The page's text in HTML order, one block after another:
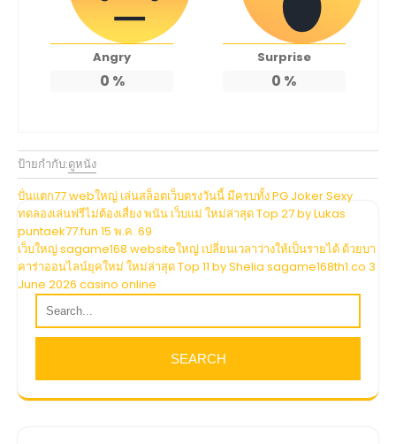
Angry
0 %
Surprise
0 %
ป้ายกำกับ:ดูหนัง
แนะแนว
เรื่อง
ปั่นแตก77 webใหญ่ เล่นสล็อตเว็บตรงวันนี้ มีครบทั้ง PG Joker Sexy
ทดลองเล่นฟรีไม่ต้องเสี่ยง พนัน เว็บแม่ ใหม่ล่าสุด Top 27 by Lukas
puntaek77.fun 15 พ.ค. 69
เว็บใหญ่ sagame168 websiteใหญ่ เปลี่ยนเวลาว่างให้เป็นรายได้ ด้วยบา
คาร่าออนไลน์ยุคใหม่ ใหม่ล่าสุด Top 11 by Shelia sagame168th1.co 3
June 2026 casino online